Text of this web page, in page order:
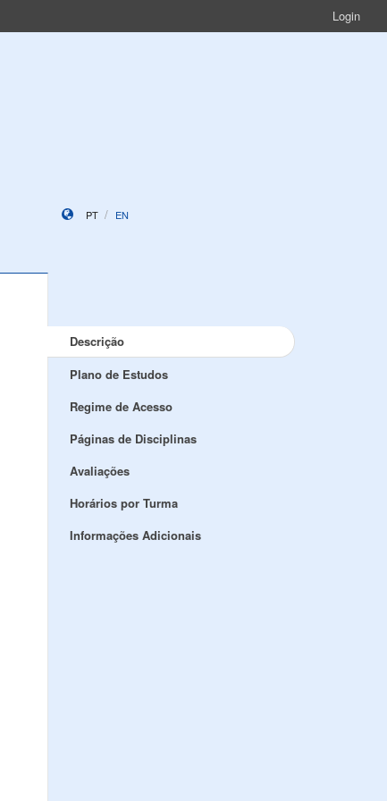
Login
PT EN
Descrição
Plano de Estudos
Regime de Acesso
Páginas de Disciplinas
Avaliações
Horários por Turma
Informações Adicionais